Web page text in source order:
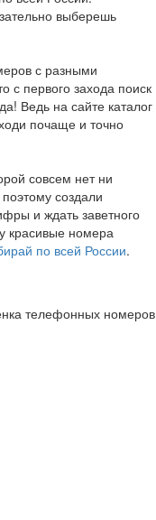
выберешь
с разными
с первого захода поиск
Ведь на сайте каталог
почаще и точно
совсем нет ни
создали
и ждать заветного
красивые номера
по всей России.
телефонных номеров